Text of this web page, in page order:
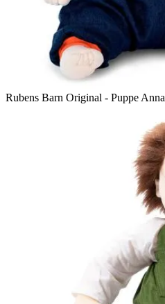
Rubens Barn Original - Puppe Anna